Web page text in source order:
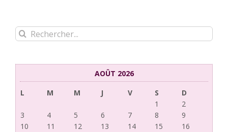
Rechercher:
AOÛT 2026
L
M M J V S
D
1
2
3
4 5 6 7 8
9
10
11 12 13 14 15
16